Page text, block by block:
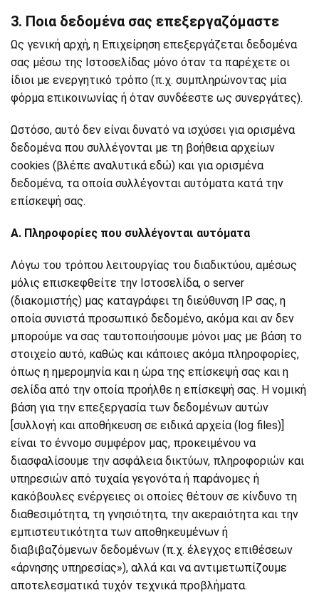
3. Ποια δεδομένα σας επεξεργαζόμαστε
Ως γενική αρχή, η Επιχείρηση επεξεργάζεται δεδομένα
σας μέσω της Ιστοσελίδας μόνο όταν τα παρέχετε οι
ίδιοι με ενεργητικό τρόπο (π.χ. συμπληρώνοντας μία
φόρμα επικοινωνίας ή όταν συνδέεστε ως συνεργάτες).
Ωστόσο, αυτό δεν είναι δυνατό να ισχύσει για ορισμένα
δεδομένα που συλλέγονται με τη βοήθεια αρχείων
cookies (βλέπε αναλυτικάεδώ) και για ορισμένα
δεδομένα, τα οποία συλλέγονται αυτόματα κατά την
επίσκεψή σας.
Α. Πληροφορίες που συλλέγονται αυτόματα
Λόγω του τρόπου λειτουργίας του διαδικτύου, αμέσως
μόλις επισκεφθείτε την Ιστοσελίδα, ο server
(διακομιστής) μας καταγράφει τη διεύθυνση IP σας, η
οποία συνιστά προσωπικό δεδομένο, ακόμα και αν δεν
μπορούμε να σας ταυτοποιήσουμε μόνοι μας με βάση το
στοιχείο αυτό, καθώς και κάποιες ακόμα πληροφορίες,
όπως η ημερομηνία και η ώρα της επίσκεψή σας και η
σελίδα από την οποία προήλθε η επίσκεψή σας. Η νομική
βάση για την επεξεργασία των δεδομένων αυτών
[συλλογή και αποθήκευση σε ειδικά αρχεία (log files)]
είναι το έννομο συμφέρον μας, προκειμένου να
διασφαλίσουμε την ασφάλεια δικτύων, πληροφοριών και
υπηρεσιών από τυχαία γεγονότα ή παράνομες ή
κακόβουλες ενέργειες οι οποίες θέτουν σε κίνδυνο τη
διαθεσιμότητα, τη γνησιότητα, την ακεραιότητα και την
εμπιστευτικότητα των αποθηκευμένων ή
διαβιβαζόμενων δεδομένων (π.χ. έλεγχος επιθέσεων
«άρνησης υπηρεσίας»), αλλά και να αντιμετωπίζουμε
αποτελεσματικά τυχόν τεχνικά προβλήματα.